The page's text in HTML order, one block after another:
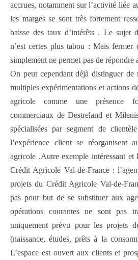
accrues, notamment sur l’activité liée
les marges se sont très fortement
baisse des taux d’intérêts . Le sujet
n’est certes plus tabou : Mais fermer
simplement ne permet pas de répondre
On peut cependant déjà distinguer de
multiples expérimentations et actions
agricole comme une présence
commerciaux de Destreland et
spécialisées par segment de
l’expérience client se réorganisent
agricole .Autre exemple intéressant et
Crédit Agricole Val-de-France :
projets du Crédit Agricole Val-de-
pas pour but de se substituer aux
opérations courantes ne sont pas
uniquement prévu pour les projets
(naissance, études, prêts à la
L’espace est ouvert aux clients et